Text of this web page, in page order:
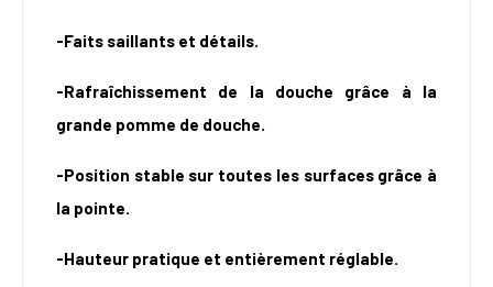
-Faits saillants et détails.
-Rafraîchissement de la douche grâce à la
grande pomme de douche.
-Position stable sur toutes les surfaces grâce à
la pointe.
-Hauteur pratique et entièrement réglable.